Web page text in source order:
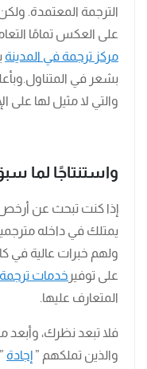
الترجمة المعتمدة.
على العكس تمامًا
مركز ترجمة في المدينة
بشعر في
والتي لا مثيل لها على
واستنتاجًا لما
إذا كنت تبحث عن
يمتلك في داخله
ولهم خبرات عالية في
على توفير خدمات
المتعارف عليها.
فلا تبعد نظرك، وأبعد
والذين تملكهم ” إجادة